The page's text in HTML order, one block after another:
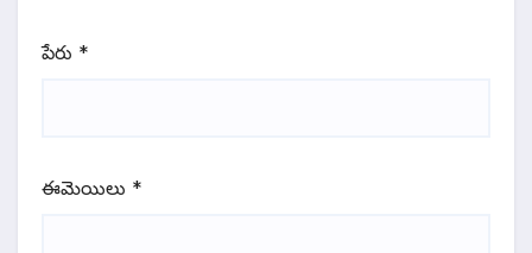
పేరు *
ఈమెయిలు *